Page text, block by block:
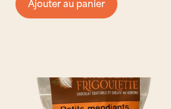
Ajouter au panier